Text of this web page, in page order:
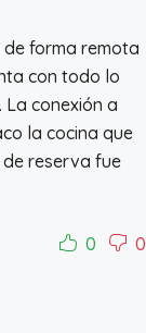
forma remota
con todo lo
conexión a
la cocina que
reserva fue
0 0